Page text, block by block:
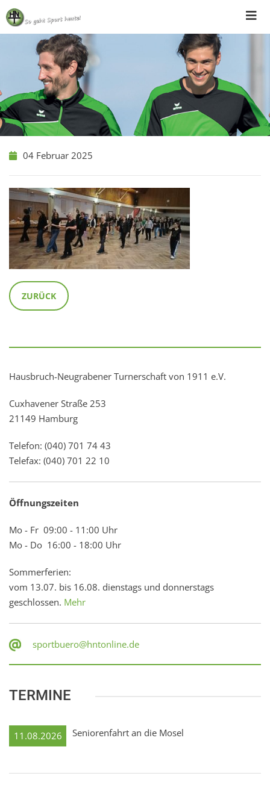
Skip
to
content
04 Februar 2025
ZURÜCK
Hausbruch-Neugrabener Turnerschaft von 1911 e.V.
Cuxhavener Straße 253
21149 Hamburg
Telefon: (040) 701 74 43
Telefax: (040) 701 22 10
Öffnungszeiten
Mo - Fr 09:00 - 11:00 Uhr
Mo - Do 16:00 - 18:00 Uhr
Sommerferien:
vom 13.07. bis 16.08. dienstags und donnerstags
geschlossen. Mehr
sportbuero@hntonline.de
TERMINE
11.08.2026 Seniorenfahrt an die Mosel